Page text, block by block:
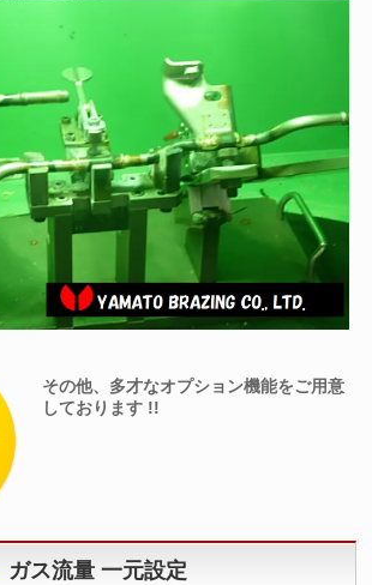
その他、多才なオプション機能をご用意
しております !!
ガス流量 一元設定